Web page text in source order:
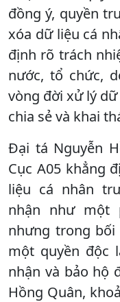
đồng ý, quyền
xóa dữ liệu cá
định rõ trách
nước, tổ chức,
vòng đời xử lý
chia sẻ và khai
Đại tá Nguyễn
Cục A05 khẳng
liệu cá nhân
nhận như một
nhưng trong
một quyền độc
nhận và bảo hộ
Hồng Quân,